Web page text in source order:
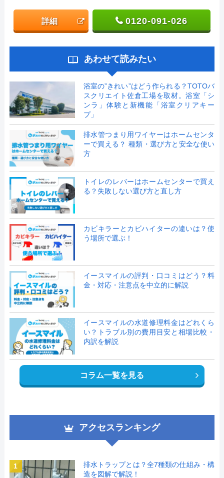
詳細 0120-091-026
あわせて読みたい
浴室の”きれい”はどう作られる？TOTOバ
スクリエイト佐倉工場を取材。浴室「シ
ンラ」体験と新機能「浴室クリアキー
プ」
排水管つまり用ワイヤーはホームセンタ
ーで買える？ 種類・選び方と安全な使い
方
トイレのレバーはホームセンターで買え
る？失敗しない選び方と直し方
カビキラーとカビハイターの違いは？使
う場所で選ぶ！
イースマイルの評判・口コミはどう？料
金・対応・注意点を中立的に解説
イースマイルの水道修理料金はどれくら
い？トラブル別の費用目安と相場比較・
内訳を解説
コラム一覧を見る
アクセスランキング
1
排水トラップとは？全7種類の仕組み・構
造を図解で解説！